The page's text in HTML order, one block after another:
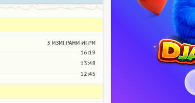
3 ИЗИГРАНИ ИГРИ
16:19
13:48
12:45